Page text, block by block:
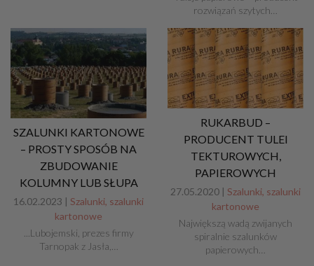
rozwiązań szytych…
SZALUNKI KARTONOWE
– PROSTY SPOSÓB NA
ZBUDOWANIE
KOLUMNY LUB SŁUPA
16.02.2023 | Szalunki, szalunki
kartonowe
...Lubojemski, prezes firmy
Tarnopak z Jasła,…
RUKARBUD –
PRODUCENT TULEI
TEKTUROWYCH,
PAPIEROWYCH
27.05.2020 | Szalunki, szalunki
kartonowe
Największą wadą zwijanych
spiralnie szalunków
papierowych…